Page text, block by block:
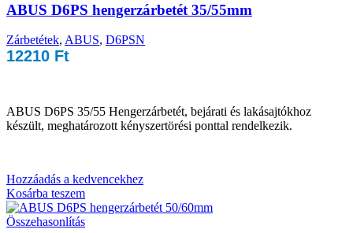
ABUS D6PS hengerzárbetét 35/55mm
Zárbetétek, ABUS, D6PSN
12210 Ft
ABUS D6PS 35/55 Hengerzárbetét, bejárati és lakásajtókhoz
készült, meghatározott kényszertörési ponttal rendelkezik.
Hozzáadás a kedvencekhez
Kosárba teszem
Összehasonlítás